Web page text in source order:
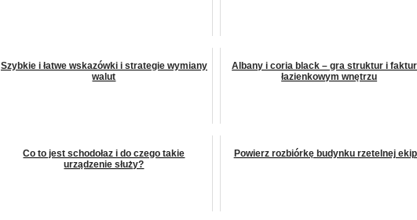
Szybkie i łatwe wskazówki i strategie wymiany
walut
Albany i coria black – gra struktur i
łazienkowym wnętrzu
Co to jest schodołaz i do czego takie
urządzenie służy?
Powierz rozbiórkę budynku rzetelnej